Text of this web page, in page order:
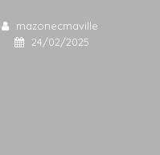
mazonecmaville
24/02/2025